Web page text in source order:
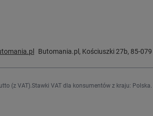
Butomania.pl , Kościuszki 27b, 85-079
(z VAT). Stawki VAT dla konsumentów z kraju: Polska